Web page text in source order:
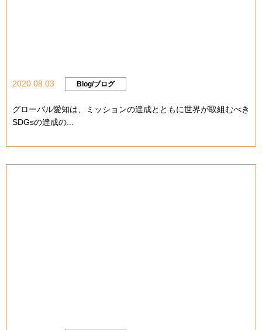
2020.08.03 Blog/ブログ
グローバル愛知は、ミッションの達成とともに世界が取組むべき
SDGsの達成の...